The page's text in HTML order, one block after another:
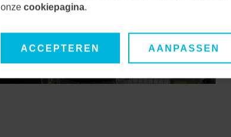
onze cookiepagina.
ACCEPTEREN AANPASSEN